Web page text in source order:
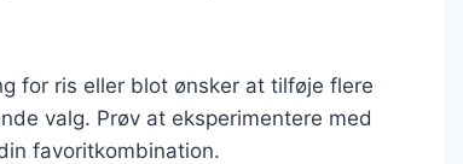
for ris eller blot ønsker at tilføje flere
valg. Prøv at eksperimentere med
favoritkombination.